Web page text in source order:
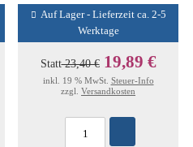
Auf Lager - Lieferzeit ca. 2-5
Werktage
Statt23,40 € 19,89 €
inkl. 19 % MwSt. Steuer-Info
zzgl. Versandkosten